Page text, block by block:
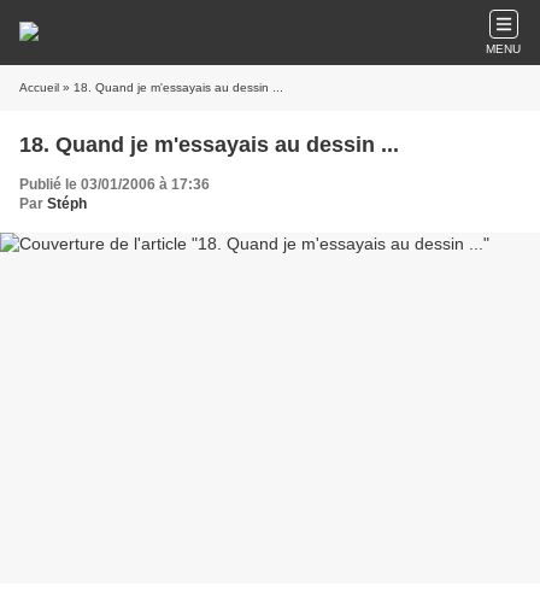
MENU
Accueil » 18. Quand je m'essayais au dessin ...
18. Quand je m'essayais au dessin ...
Publié le 03/01/2006 à 17:36
Par Stéph